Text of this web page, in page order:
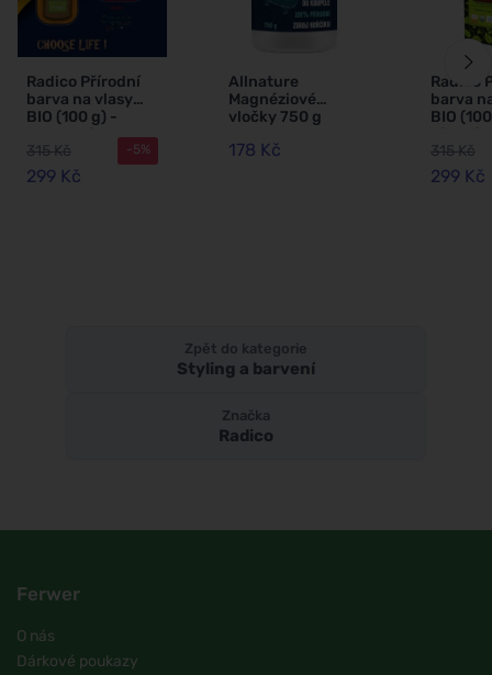
Radico Přírodní
barva na vlasy
BIO (100 g) -
jahodová blond
315 Kč
299 Kč
-5%
Allnature
Magnéziové
vločky 750 g
178 Kč
Radico
barva
BIO
zdraví,
315 Kč
299 Kč
Zpět do kategorie
Styling a barvení
Značka
Radico
Ferwer
O nás
Dárkové poukazy